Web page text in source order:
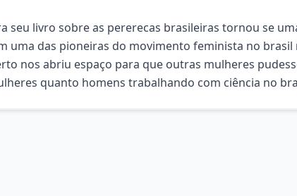
seu livro sobre as pererecas brasileiras tornou se
uma das pioneiras do movimento feminista no brasil
nos abriu espaço para que outras mulheres
quanto homens trabalhando com ciência no